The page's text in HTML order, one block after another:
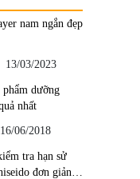
nam ngắn đẹp
13/03/2023
phẩm dưỡng
nhất
16/06/2018
tra hạn sử
đơn giản